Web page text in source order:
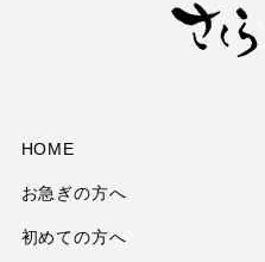
2024年12月
2024年11月
2024年9月
HOME
お急ぎの方へ
初めての方へ